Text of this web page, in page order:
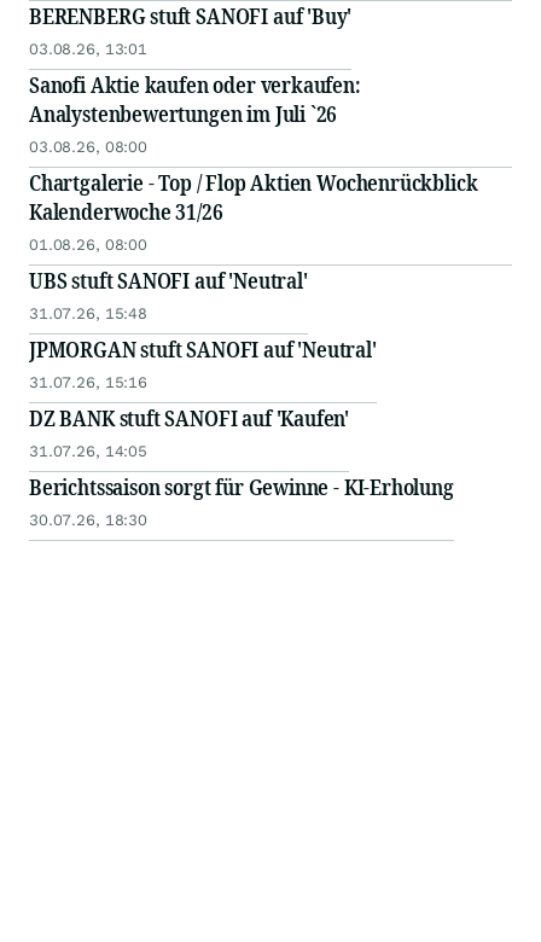
BERENBERG stuft SANOFI auf 'Buy'
03.08.26, 13:01
Sanofi Aktie kaufen oder verkaufen:
Analystenbewertungen im Juli `26
03.08.26, 08:00
Chartgalerie - Top / Flop Aktien Wochenrückblick
Kalenderwoche 31/26
01.08.26, 08:00
UBS stuft SANOFI auf 'Neutral'
31.07.26, 15:48
JPMORGAN stuft SANOFI auf 'Neutral'
31.07.26, 15:16
DZ BANK stuft SANOFI auf 'Kaufen'
31.07.26, 14:05
Berichtssaison sorgt für Gewinne - KI-Erholung
30.07.26, 18:30